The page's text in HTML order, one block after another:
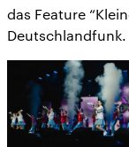
das Feature
Deutschlandfunk.